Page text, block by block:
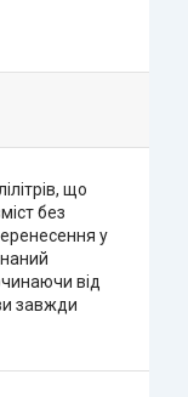
що
без
у
від
завжди